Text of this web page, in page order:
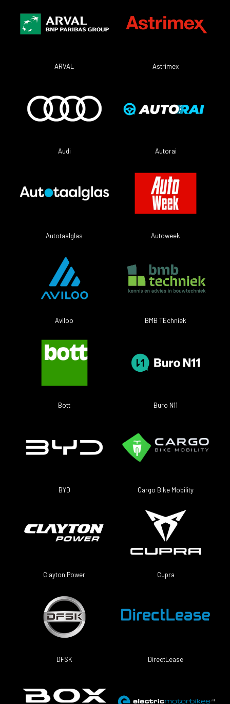
ARVAL Astrimex
Audi Autorai
Autotaalglas Autoweek
Aviloo BMB TEchniek
Bott Buro N11
BYD Cargo Bike Mobility
Clayton Power Cupra
DFSK DirectLease